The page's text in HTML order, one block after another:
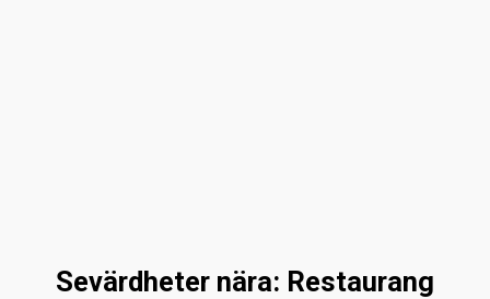
Sevärdheter nära: Restaurang